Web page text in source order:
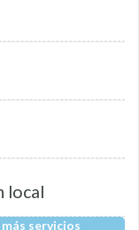
local
más servicios